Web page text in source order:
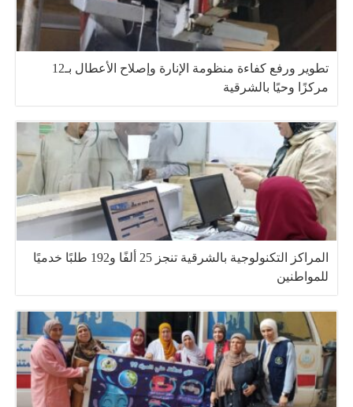
تطوير ورفع كفاءة منظومة الإنارة وإصلاح الأعطال بـ12
مركزًا وحيًا بالشرقية
المراكز التكنولوجية بالشرقية تنجز 25 ألفًا و192 طلبًا خدميًا
للمواطنين